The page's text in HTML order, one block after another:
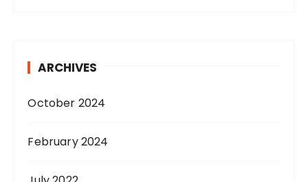
ARCHIVES
October 2024
February 2024